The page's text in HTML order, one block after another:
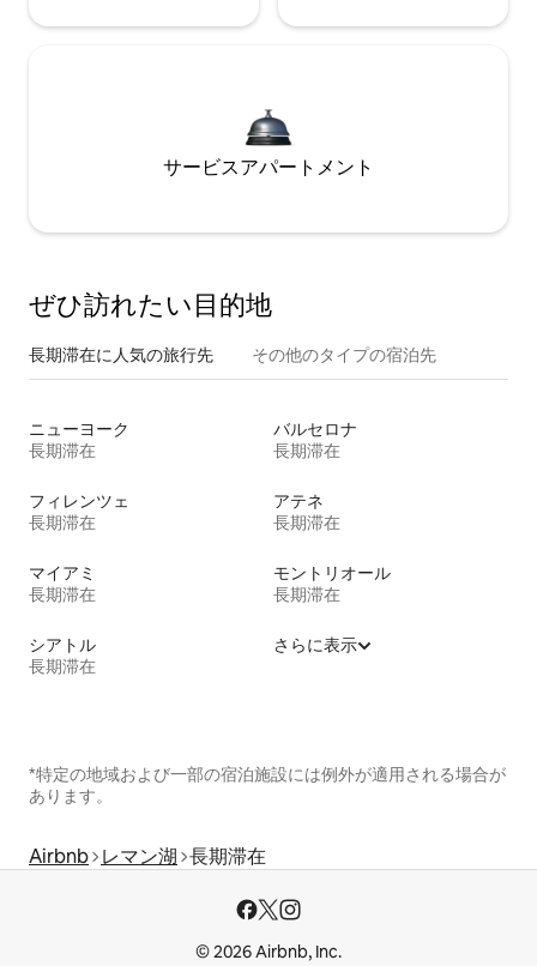
サービスアパートメント
ぜひ訪⁠れ⁠た⁠い目⁠的⁠地
長期滞在に人気の旅行先 その他のタ⁠イ⁠プ⁠の宿⁠泊⁠先
ニューヨーク
長期滞在
バルセロナ
長期滞在
フィレンツェ
長期滞在
アテネ
長期滞在
マイアミ
長期滞在
モントリオール
長期滞在
シアトル
長期滞在
さらに表示
*特定の地域および一部の宿泊施設には例外が適用される場合が
あります。
Airbnb レマン湖 長期滞在
© 2026 Airbnb, Inc.